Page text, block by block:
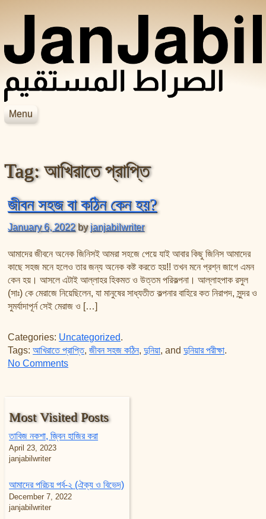
Menu
Books
হাদিসের বইসমূহ
সহীহ বুখারী শরীফ
সহীহ মুসলিম শরীফ
আসহাবে রাসূলের জীবনকথা
শায়েখ জসিম উদ্দিন রহমানির বইসমূহ
শায়েখ সালেহ আল মুনাজ্জিদের বইসমূহ
আল বিদায়া ওয়ান নিহায়া
তাফসির ফি জিলালিল কোরআন
শায়খ আহমদ মুসা জিবরীলের বই সমূহ
Videos
Tag:আখিরাতে প্রাপ্তি
জীবন সহজ বা কঠিন কেন হয়?
January 6, 2022 byjanjabilwriter
আমাদের জীবনে অনেক জিনিসই আমরা সহজে পেয়ে যাই আবার কিছু জিনিস আমাদের
কাছে সহজ মনে হলেও তার জন্য অনেক কষ্ট করতে হয়!! তখন মনে প্রশ্ন জাগে এমন
কেন হয়। আসলে এটাই আল্লাহর হিকমত ও উত্তম পরিকল্পনা। আল্লাহপাক রসুল
(সাঃ) কে মেরাজে নিয়েছিলেন, যা মানুষের সাধ্যতীত কল্পনার বাহিরে কত নিরাপদ, সুন্দর ও
সুমর্যাদাপূর্ন সেই মেরাজ ও […]
Categories: Uncategorized.
Tags: আখিরাতে প্রাপ্তি,জীবন সহজ কঠিন,দুনিয়া, andদুনিয়ার পরীক্ষা.
No Commentson জীবন সহজ বা কঠিন কেন হয়?
Most Visited Posts
তাবিজ নকশা, জ্বিন হাজির করা
April 23, 2023
janjabilwriter
আমাদের পরিচয় পর্ব-২ (ঐক্য ও বিভেদ)
December 7, 2022
janjabilwriter